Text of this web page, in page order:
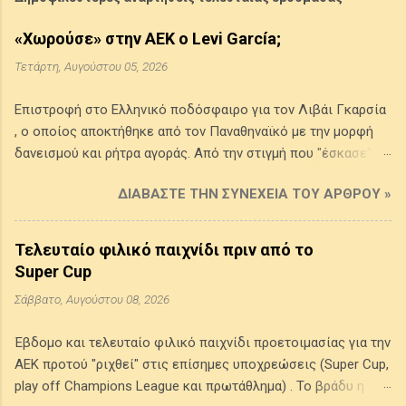
«Χωρούσε» στην ΑΕΚ ο Levi García;
Τετάρτη, Αυγούστου 05, 2026
Επιστροφή στο Ελληνικό ποδόσφαιρο για τον Λιβάι Γκαρσία
, ο οποίος αποκτήθηκε από τον Παναθηναϊκό με την μορφή
δανεισμού και ρήτρα αγοράς. Από την στιγμή που "έσκασε" το
το αν "κάνει" πλέον ο παίκτης, αν πράττει ορθά που πάει σε
άλλη Ελληνική ομάδα, για το αν έπρεπε να ασχοληθεί η ΑΕΚ ,
για το αν "χωράει" στην τωρινή ΑΕΚ (και αν ναι σε ποια θέση:
φορ ή εξτρέμ;) , μέχρι για το ότι είναι... "χασογκόλης"
διάβασα. Η αγωνιστική του κατάσταση Δεν παρακολούθησα
παιχνίδια της Σπαρτάκ Μόσχας οπότε δεν μπορώ να γνωρίζω
Γκαρσία . Το μόνο που (μπορούμε να) ξέρουμε είναι η
στατιστική του παρουσία στην Ρωσία. Εμφανίσεις, χρόνος
συμμετοχής, γκολ, ασίστ και τα υπόλοιπα στατιστικά του.
ΔΙΑΒΆΣΤΕ ΤΗΝ ΣΥΝΈΧΕΙΑ ΤΟΥ ΆΡΘΡΟΥ »
Τελευταίο φιλικό παιχνίδι πριν από το
Super Cup
Σάββατο, Αυγούστου 08, 2026
Έβδομο και τελευταίο φιλικό παιχνίδι προετοιμασίας για την
ΑΕΚ προτού "ριχθεί" στις επίσημες υποχρεώσεις (Super Cup,
play off Champions League και πρωτάθλημα) . Το βράδυ η